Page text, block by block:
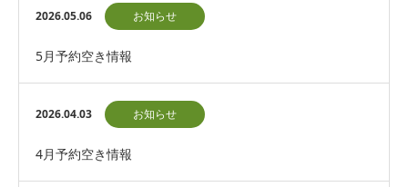
2026.05.06 お知らせ
5月予約空き情報
2026.04.03 お知らせ
4月予約空き情報